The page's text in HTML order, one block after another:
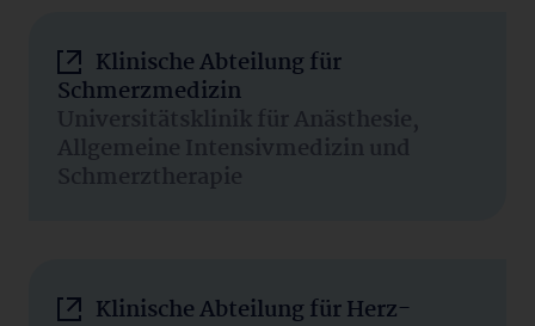
Klinische Abteilung für
Schmerzmedizin
Universitätsklinik für Anästhesie,
Allgemeine Intensivmedizin und
Schmerztherapie
Klinische Abteilung für Herz-